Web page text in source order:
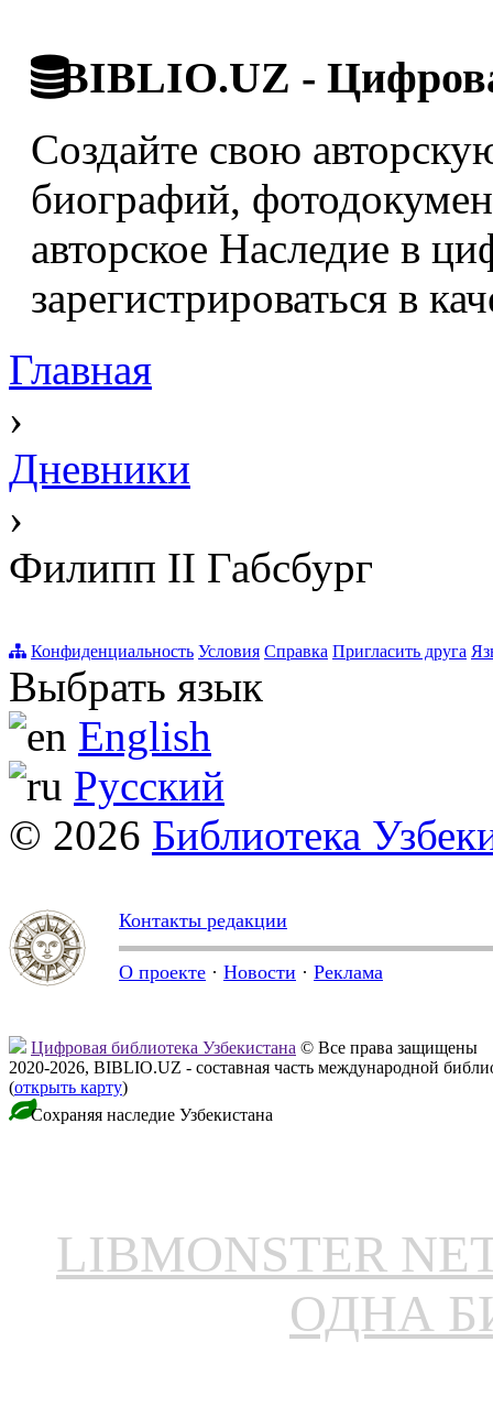
BIBLIO.UZ -
Создайте свою
биографий,
авторское Наследие в
зарегистрироваться в
Главная
›
Дневники
›
Филипп II Габсбург
Конфиденциальность Условия Справка Пригласить друга
Выбрать язык
English
Русский
© 2026 Библиотека
Контакты редакции
О проекте · Новости · Реклама
Цифровая библиотека Узбекистана © Все права защищены
2020-2026, BIBLIO.UZ - составная часть международной
(открыть карту)
Сохраняя наследие Узбекистана
LIBMONSTER
ОДНА